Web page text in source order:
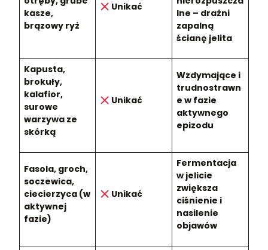
kasze,
brązowy ryż
Unikać
lne – drażni
zapalną
ścianę jelita
Kapusta,
brokuły,
kalafior,
surowe
warzywa ze
skórką
Unikać
Wzdymające i
trudnostrawn
e w fazie
aktywnego
epizodu
Fasola, groch,
soczewica,
ciecierzyca (w
aktywnej
fazie)
Unikać
Fermentacja
w jelicie
zwiększa
ciśnienie i
nasilenie
objawów